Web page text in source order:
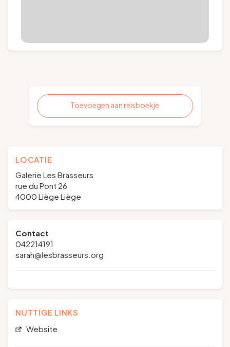
Toevoegen aan reisboekje
LOCATIE
Galerie Les Brasseurs
rue du Pont 26
4000 Liège Liège
Contact
042214191
sarah@lesbrasseurs.org
NUTTIGE LINKS
Website